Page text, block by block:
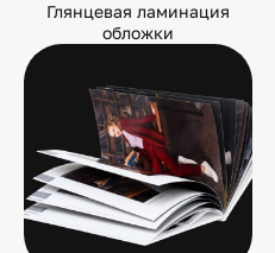
Глянцевая ламинация
обложки